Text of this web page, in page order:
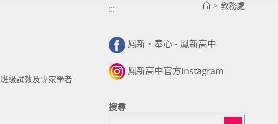
> 教務處
級試教及專家學者
:::
鳳新・奉心 - 鳳新高中
鳳新高中官方Instagram
搜尋